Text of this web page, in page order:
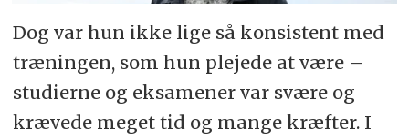
Dog var hun ikke lige så konsistent med
træningen, som hun plejede at være –
studierne og eksamener var svære og
krævede meget tid og mange kræfter. I